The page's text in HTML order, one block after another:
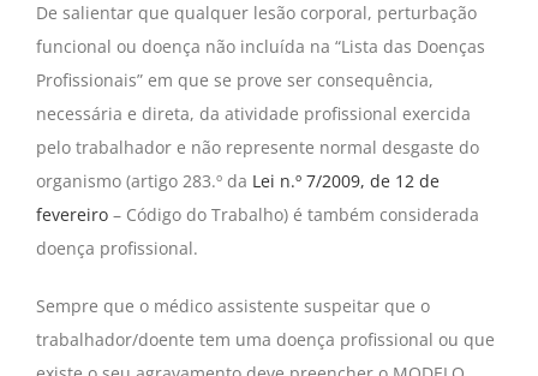
De salientar que qualquer lesão corporal, perturbação
funcional ou doença não incluída na “Lista das Doenças
Profissionais” em que se prove ser consequência,
necessária e direta, da atividade profissional exercida
pelo trabalhador e não represente normal desgaste do
organismo (artigo 283.º da Lei n.º 7/2009, de 12 de
fevereiro – Código do Trabalho) é também considerada
doença profissional.
Sempre que o médico assistente suspeitar que o
trabalhador/doente tem uma doença profissional ou que